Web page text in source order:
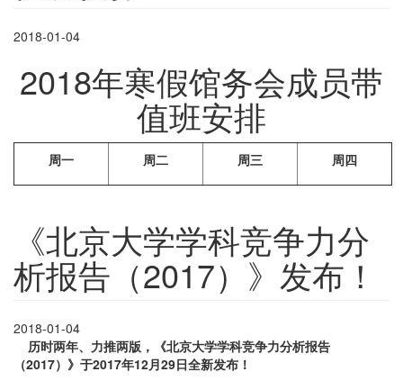
2018-01-04
2018年寒假馆务会成员带
值班安排
周一 周二 周三 周四
《北京大学学科竞争力分
析报告（2017）》发布！
2018-01-04
历时两年、力推两版，《北京大学学科竞争力分析报告
（2017）》于2017年12月29日全新发布！